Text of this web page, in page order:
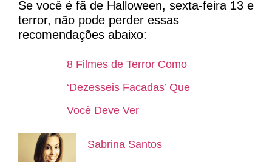
Se você é fã de Halloween, sexta-feira 13 e
terror, não pode perder essas
recomendações abaixo:
8 Filmes de Terror Como
‘Dezesseis Facadas’ Que
Você Deve Ver
Sabrina Santos